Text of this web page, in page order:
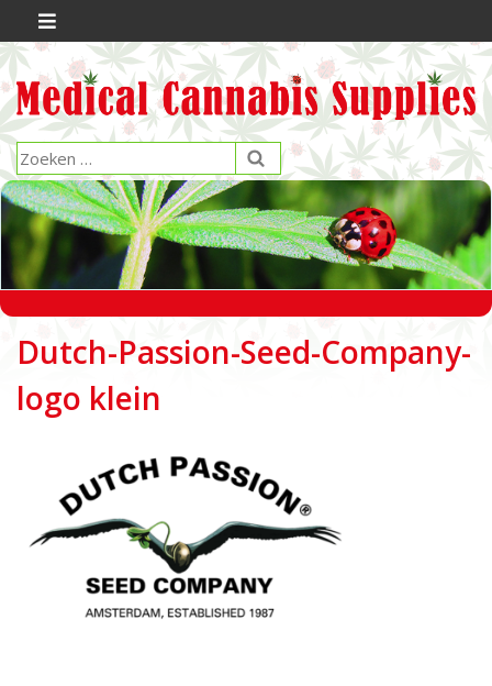
Dutch-Passion-Seed-Company-
logo klein